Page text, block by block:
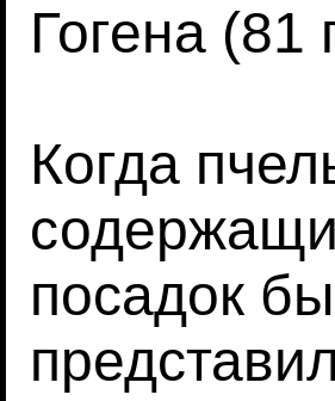
Гогена (81
Когда
посадок